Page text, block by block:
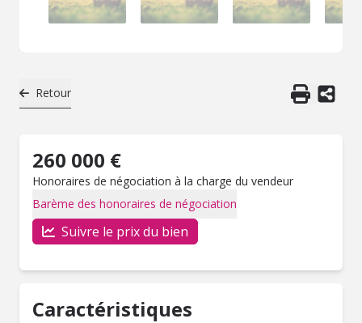
Retour
260 000 €
Honoraires de négociation à la charge du vendeur
Barème des honoraires de négociation
Suivre le prix du bien
Caractéristiques